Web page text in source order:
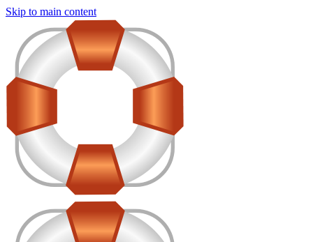
Skip to main content